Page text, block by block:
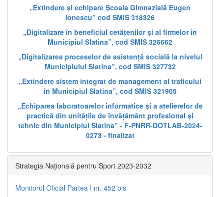
„Extindere și echipare Școala Gimnazială Eugen
Ionescu” cod SMIS 318326
„Digitalizare în beneficiul cetățenilor și al firmelor în
Municipiul Slatina”, cod SMIS 326662
„Digitalizarea proceselor de asistență socială la nivelul
Municipiului Slatina”, cod SMIS 327732
„Extindere sistem integrat de management al traficului
în Municipiul Slatina”, cod SMIS 321905
„Echiparea laboratoarelor informatice și a atelierelor de
practică din unitățile de învățământ profesional și
tehnic din Municipiul Slatina” - F-PNRR-DOTLAB-2024-
0273 - finalizat
Strategia Națională pentru Sport 2023-2032
Monitorul Oficial Partea I nr. 452 bis